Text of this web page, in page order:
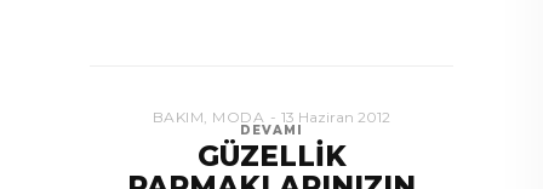
DEVAMI
BAKIM MODA 13 Haziran 2012
GÜZELLİK